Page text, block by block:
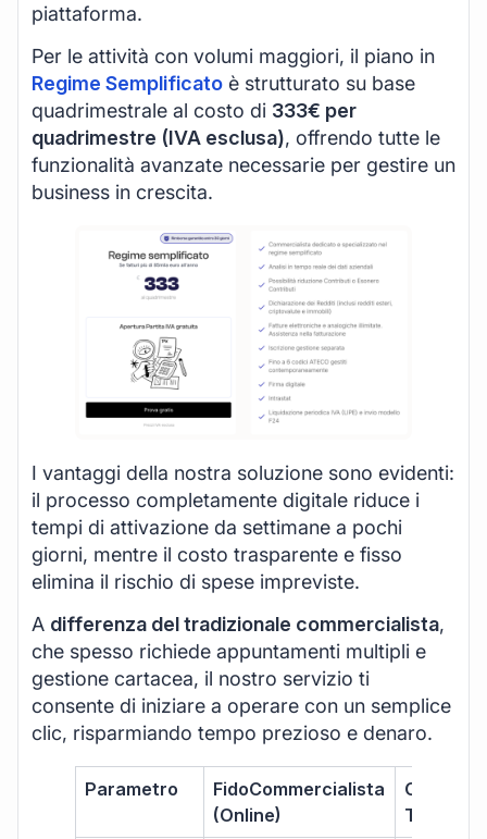
piattaforma.
Per le attività con volumi maggiori, il piano in
Regime Semplificato è strutturato su base
quadrimestrale al costo di 333€ per
quadrimestre (IVA esclusa), offrendo tutte le
funzionalità avanzate necessarie per gestire un
business in crescita.
I vantaggi della nostra soluzione sono evidenti:
il processo completamente digitale riduce i
tempi di attivazione da settimane a pochi
giorni, mentre il costo trasparente e fisso
elimina il rischio di spese impreviste.
A differenza del tradizionale commercialista,
che spesso richiede appuntamenti multipli e
gestione cartacea, il nostro servizio ti
consente di iniziare a operare con un semplice
clic, risparmiando tempo prezioso e denaro.
Parametro
FidoCommercialista
(Online)